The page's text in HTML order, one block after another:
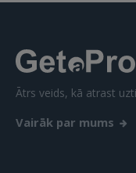
Ātrs veids, kā atrast
Vairāk par mums